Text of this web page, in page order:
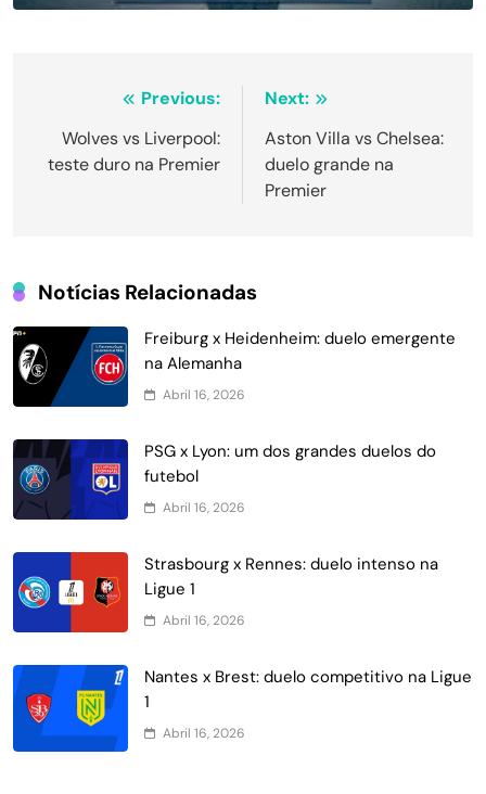
Navegação
de
Post
Previous:
Wolves vs Liverpool:
teste duro na Premier
Next:
Aston Villa vs Chelsea:
duelo grande na
Premier
Notícias Relacionadas
Freiburg x Heidenheim: duelo emergente
na Alemanha
Abril 16, 2026
PSG x Lyon: um dos grandes duelos do
futebol
Abril 16, 2026
Strasbourg x Rennes: duelo intenso na
Ligue 1
Abril 16, 2026
Nantes x Brest: duelo competitivo na Ligue
1
Abril 16, 2026